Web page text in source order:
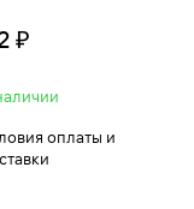
₽
оплаты и